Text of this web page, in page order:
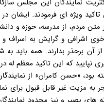
ویژه ای فرمودند.
مردم، از مدرسه، حوزه و
اشرافی و گرایش به اسراف
آن برحذر بدارند. همه
نپایید که این تاکید معظم
مزیت غیر قابل قبول برای